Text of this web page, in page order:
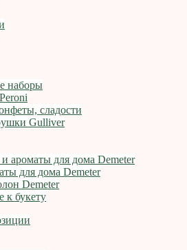
наборы
сладости
Gulliver
ароматы для дома Demeter
для дома Demeter
Demeter
к букету